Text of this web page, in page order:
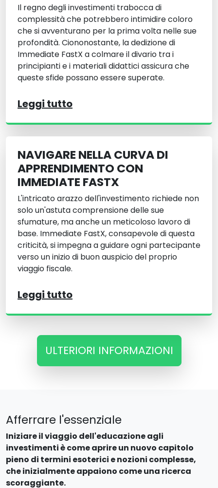
Il regno degli investimenti trabocca di
complessità che potrebbero intimidire coloro
che si avventurano per la prima volta nelle sue
profondità. Ciononostante, la dedizione di
Immediate FastX a colmare il divario tra i
principianti e i materiali didattici assicura che
queste sfide possano essere superate.
Leggi tutto
NAVIGARE NELLA CURVA DI
APPRENDIMENTO CON
IMMEDIATE FASTX
L'intricato arazzo dell'investimento richiede non
solo un'astuta comprensione delle sue
sfumature, ma anche un meticoloso lavoro di
base. Immediate FastX, consapevole di questa
criticità, si impegna a guidare ogni partecipante
verso un inizio di buon auspicio del proprio
viaggio fiscale.
Leggi tutto
ULTERIORI INFORMAZIONI
Afferrare l'essenziale
Iniziare il viaggio dell'educazione agli
investimenti è come aprire un nuovo capitolo
pieno di termini esoterici e nozioni complesse,
che inizialmente appaiono come una ricerca
scoraggiante.